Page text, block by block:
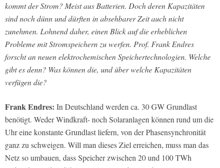
kommt der Strom? Meist aus Batterien. Doch deren Kapazitäten
sind noch dünn und dürften in absehbarer Zeit auch nicht
zunehmen. Lohnend daher, einen Blick auf die erheblichen
Probleme mit Stromspeichern zu werfen. Prof. Frank Endres
forscht an neuen elektrochemischen Speichertechnologien. Welche
gibt es denn? Was können die, und über welche Kapazitäten
verfügen die?
Frank Endres: In Deutschland werden ca. 30 GW Grundlast
benötigt. Weder Windkraft- noch Solaranlagen können rund um die
Uhr eine konstante Grundlast liefern, von der Phasensynchronität
ganz zu schweigen. Will man dieses Ziel erreichen, muss man das
Netz so umbauen, dass Speicher zwischen 20 und 100 TWh